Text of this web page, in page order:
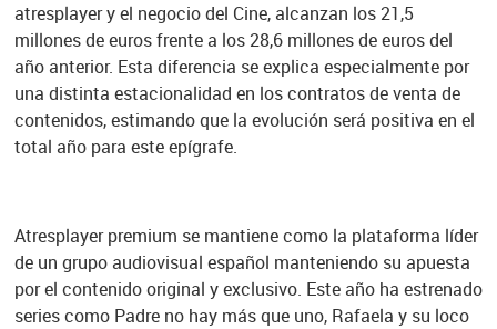
atresplayer y el negocio del Cine, alcanzan los 21,5
millones de euros frente a los 28,6 millones de euros del
año anterior. Esta diferencia se explica especialmente por
una distinta estacionalidad en los contratos de venta de
contenidos, estimando que la evolución será positiva en el
total año para este epígrafe.
Atresplayer premium se mantiene como la plataforma líder
de un grupo audiovisual español manteniendo su apuesta
por el contenido original y exclusivo. Este año ha estrenado
series como Padre no hay más que uno, Rafaela y su loco